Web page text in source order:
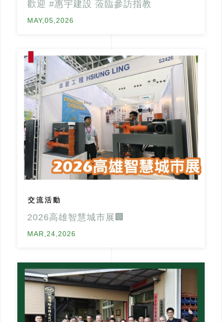
歡迎 #惠宇建設 蒞臨參訪指教
MAY,05,2026
交流活動
2026高雄智慧城市展🏢
MAR,24,2026